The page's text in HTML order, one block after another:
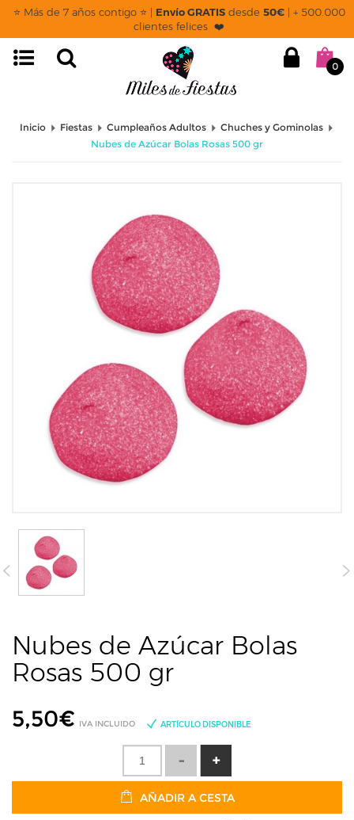
⭐ Más de 7 años contigo ⭐ | Envío GRATISdesde 50€| + 500.000
clientes felices ❤️
0
Inicio Fiestas Cumpleaños Adultos
Chuches y Gominolas
Nubes de Azúcar Bolas Rosas 500 gr
Nubes de Azúcar Bolas
Rosas 500 gr
5,50€ IVA INCLUIDO ARTÍCULO DISPONIBLE
AÑADIR A CESTA